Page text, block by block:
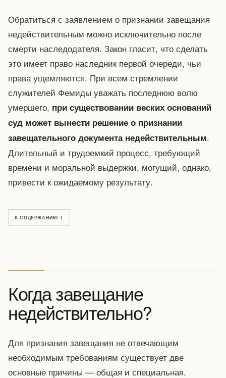
Обратиться с заявлением о признании завещания
недействительным можно исключительно после
смерти наследодателя. Закон гласит, что сделать
это имеет право наследник первой очереди, чьи
права ущемляются. При всем стремлении
служителей Фемиды уважать последнюю волю
умершего, при существовании веских оснований
суд может вынести решение о признании
завещательного документа недействительным.
Длительный и трудоемкий процесс, требующий
времени и моральной выдержки, могущий, однако,
привести к ожидаемому результату.
К СОДЕРЖАНИЮ ↑
Когда завещание
недействительно?
Для признания завещания не отвечающим
необходимым требованиям существует две
основные причины — общая и специальная.